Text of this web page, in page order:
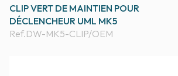
CLIP VERT DE MAINTIEN POUR
DÉCLENCHEUR UML MK5
Ref.DW-MK5-CLIP/OEM